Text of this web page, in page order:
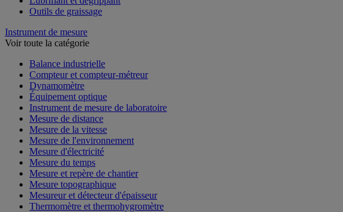
Outils de graissage
Instrument de mesure
Voir toute la catégorie
Balance industrielle
Compteur et compteur-métreur
Dynamomètre
Équipement optique
Instrument de mesure de laboratoire
Mesure de distance
Mesure de la vitesse
Mesure de l'environnement
Mesure d'électricité
Mesure du temps
Mesure et repère de chantier
Mesure topographique
Mesureur et détecteur d'épaisseur
Thermomètre et thermohygromètre